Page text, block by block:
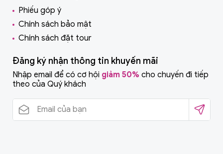
Phiếu góp ý
Chính sách bảo mật
Chính sách đặt tour
Đăng ký nhận thông tin khuyến mãi
Nhập email để có cơ hội giảm 50% cho chuyến đi tiếp
theo của Quý khách